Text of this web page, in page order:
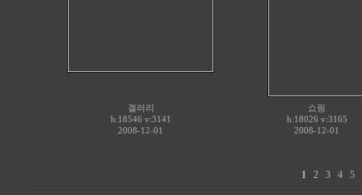
겔러리
h:18546 v:3141
2008-12-01
쇼핑
h:18026 v:3165
2008-12-01
1 2 3 4 5